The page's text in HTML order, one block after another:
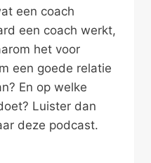
een coach
een coach werkt,
het voor
een goede relatie
En op welke
Luister dan
deze podcast.